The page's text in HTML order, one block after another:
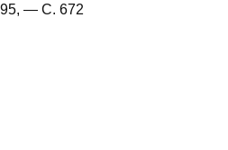
— С. 672